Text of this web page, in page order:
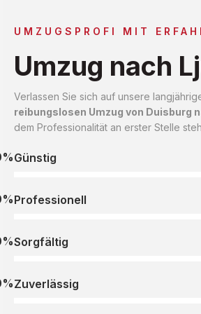
UMZUGSPROFI MIT
Umzug nach
Verlassen Sie sich auf unsere
reibungslosen Umzug von Duisburg
dem Professionalität an erster Stelle
Günstig
Professionell
Sorgfältig
Zuverlässig